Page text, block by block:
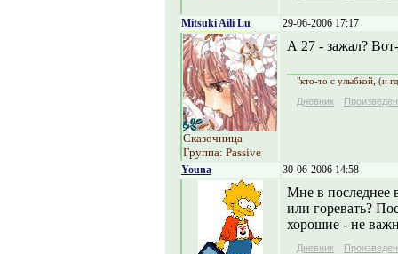
Mitsuki Aili Lu 29-06-2006 17:17
Сказочница
Группа: Passive
А 27 - зажал?
"кто-то с улыбкой, (и
Дневник
Youna 30-06-2006 14:58
Мне в последнее
или горевать?
хорошие - не
Дневник